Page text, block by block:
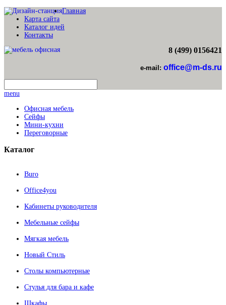
Главная
Карта сайта
Каталог идей
Контакты
8 (499) 0156421
e-mail: office@m-ds.ru
menu
Офисная мебель
Сейфы
Мини-кухни
Переговорные
Каталог
Buro
Office4you
Кабинеты руководителя
Мебельные сейфы
Мягкая мебель
Новый Стиль
Столы компьютерные
Стулья для бара и кафе
Шкафы